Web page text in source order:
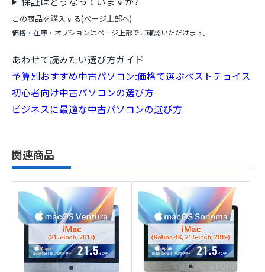
この商品を購入する(ページ上部へ)
価格・在庫・オプションはページ上部でご確認いただけます。
あわせて読みたい選び方ガイド
予算別おすすめ中古パソコン:価格で選ぶベストチョイス
初心者向け中古パソコンの選び方
ビジネスに最適な中古パソコンの選び方
関連商品